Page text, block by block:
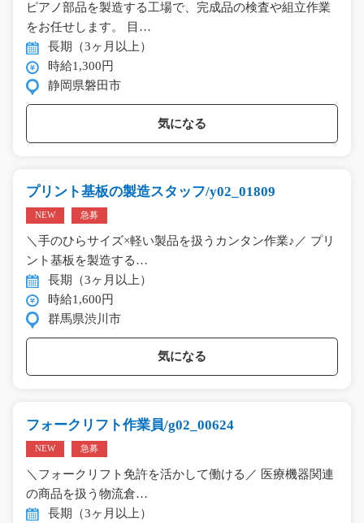
ピアノ部品を製造する工場で、完成品の検査や組立作業
をお任せします。 目…
長期（3ヶ月以上）
時給1,300円
静岡県磐田市
気になる
プリント基板の製造スタッフ/y02_01809
NEW 急募
＼手のひらサイズ×軽い製品を扱うカンタン作業♪／ プリ
ント基板を製造する…
長期（3ヶ月以上）
時給1,600円
群馬県渋川市
気になる
フォークリフト作業員/g02_00624
NEW 急募
＼フォークリフト免許を活かして働ける／ 医療機器関連
の商品を扱う物流倉…
長期（3ヶ月以上）